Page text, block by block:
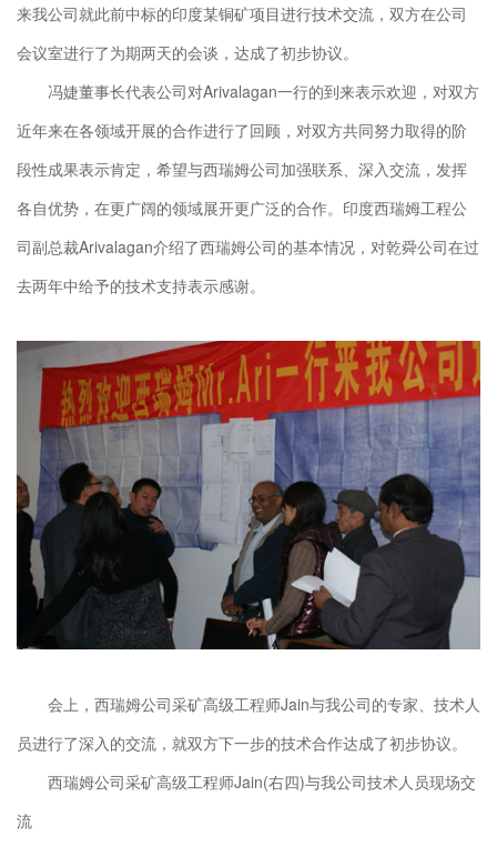
来我公司就此前中标的印度某铜矿项目进行技术交流，双方在公司
会议室进行了为期两天的会谈，达成了初步协议。
冯婕董事长代表公司对Arivalagan一行的到来表示欢迎，对双方
近年来在各领域开展的合作进行了回顾，对双方共同努力取得的阶
段性成果表示肯定，希望与西瑞姆公司加强联系、深入交流，发挥
各自优势，在更广阔的领域展开更广泛的合作。印度西瑞姆工程公
司副总裁Arivalagan介绍了西瑞姆公司的基本情况，对乾舜公司在过
去两年中给予的技术支持表示感谢。
会上，西瑞姆公司采矿高级工程师Jain与我公司的专家、技术人
员进行了深入的交流，就双方下一步的技术合作达成了初步协议。
西瑞姆公司采矿高级工程师Jain(右四)与我公司技术人员现场交
流